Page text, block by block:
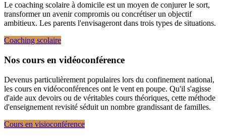
Le coaching scolaire à domicile est un moyen de conjurer le sort,
transformer un avenir compromis ou concrétiser un objectif
ambitieux. Les parents l'envisageront dans trois types de situations.
Coaching scolaire
Nos cours en vidéoconférence
Devenus particulièrement populaires lors du confinement national,
les cours en vidéoconférences ont le vent en poupe. Qu'il s'agisse
d'aide aux devoirs ou de véritables cours théoriques, cette méthode
d'enseignement revisité séduit un nombre grandissant de familles.
Cours en visioconférence